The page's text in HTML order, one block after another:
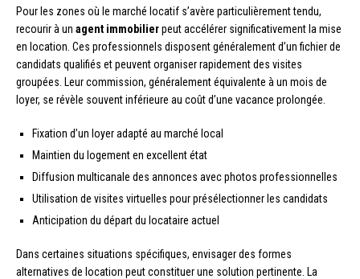
Pour les zones où le marché locatif s’avère particulièrement tendu,
recourir à un agent immobilierpeut accélérer significativement la mise
en location. Ces professionnels disposent généralement d’un fichier de
candidats qualifiés et peuvent organiser rapidement des visites
groupées. Leur commission, généralement équivalente à un mois de
loyer, se révèle souvent inférieure au coût d’une vacance prolongée.
Fixation d’un loyer adapté au marché local
Maintien du logement en excellent état
Diffusion multicanale des annonces avec photos professionnelles
Utilisation de visites virtuelles pour présélectionner les candidats
Anticipation du départ du locataire actuel
Dans certaines situations spécifiques, envisager des formes
alternatives de location peut constituer une solution pertinente. La